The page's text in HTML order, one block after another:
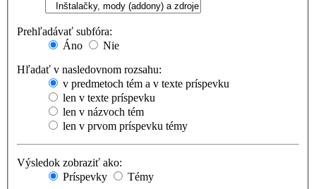
Prehľadávať subfóra:
Áno
Nie
Hľadať v nasledovnom rozsahu:
v predmetoch tém a v texte príspevku
len v texte príspevku
len v názvoch tém
len v prvom príspevku témy
Výsledok zobraziť ako:
Príspevky
Témy